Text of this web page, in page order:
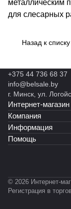
металлическим
для слесарных
Назад к списку
+375 44 736 68 37
info@belsale.by
г. Минск, ул.
Интернет-магазин
Компания
Информация
Помощь
© 2026 Интернет-
Регистрация в